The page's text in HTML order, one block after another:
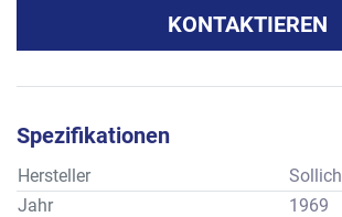
KONTAKTIEREN
Spezifikationen
Hersteller
Sollich
Jahr
1969